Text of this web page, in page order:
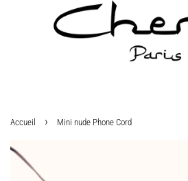
Accueil › Mini nude Phone Cord